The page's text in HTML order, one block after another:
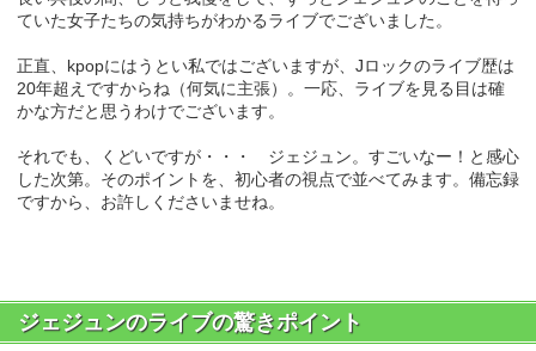
ていた女子たちの気持ちがわかるライブでございました。
正直、kpopにはうとい私ではございますが、Jロックのライブ歴は
20年超えですからね（何気に主張）。一応、ライブを見る目は確
かな方だと思うわけでございます。
それでも、くどいですが・・・ ジェジュン。すごいなー！と感心
した次第。そのポイントを、初心者の視点で並べてみます。備忘録
ですから、お許しくださいませね。
ジェジュンのライブの驚きポイント